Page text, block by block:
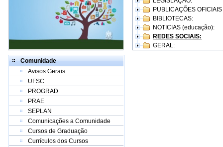
Comunidade
Avisos Gerais
UFSC
PROGRAD
PRAE
SEPLAN
Comunicações a Comunidade
Cursos de Graduação
Currículos dos Cursos
PUBLICAÇÕES
BIBLIOTECAS:
NOTICIAS (educação):
REDES SOCIAIS:
GERAL: